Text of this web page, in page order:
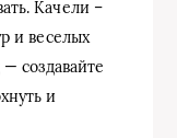
Качели –
и веселых
создавайте
и